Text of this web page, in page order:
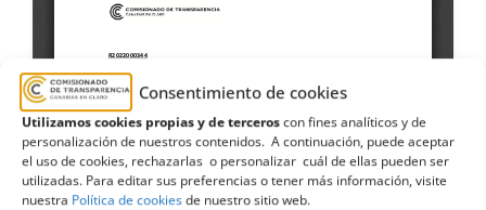
Consentimiento de cookies
Utilizamos cookies propias y de terceroscon fines analíticos y de
personalización de nuestros contenidos. A continuación, puede aceptar
el uso de cookies, rechazarlas o personalizar cuál de ellas pueden ser
utilizadas. Para editar sus preferencias o tener más información, visite
nuestra Política de cookiesde nuestro sitio web.